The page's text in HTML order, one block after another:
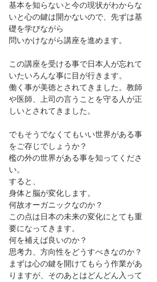
基本を知らないと今の現状がわからな
いと心の鍵は開かないので、先ずは基
礎を学びながら
問いかけながら講座を進めます。
この講座を受ける事で日本人が忘れて
いたいろんな事に目が行きます。
働く事が美徳とされてきました。教師
や医師、上司の言うことを守る人が正
しいとされてきました。
でもそうでなくてもいい世界がある事
をご存じでしょうか？
檻の外の世界がある事を知ってくださ
い。
すると、
身体と脳が変化します。
何故オーガニックなのか？
この点は日本の未来の変化にとても重
要になってきます。
何を補えば良いのか？
思考力、方向性をどうすべきなのか？
まずは心の鍵を開けてもらう作業があ
りますが、そのあとはどんどん入って